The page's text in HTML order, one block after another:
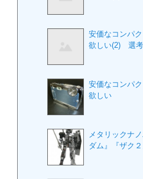
安価なコンパ
欲しい(2) 選考
安価なコンパ
欲しい
メタリックナ
ダム』『ザク